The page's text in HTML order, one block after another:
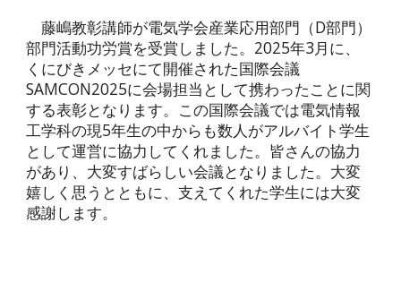
藤嶋教彰講師が電気学会産業応用部門（D部門）
部門活動功労賞を受賞しました。2025年3月に、
くにびきメッセにて開催された国際会議
SAMCON2025に会場担当として携わったことに関
する表彰となります。この国際会議では電気情報
工学科の現5年生の中からも数人がアルバイト学生
として運営に協力してくれました。皆さんの協力
があり、大変すばらしい会議となりました。大変
嬉しく思うとともに、支えてくれた学生には大変
感謝します。